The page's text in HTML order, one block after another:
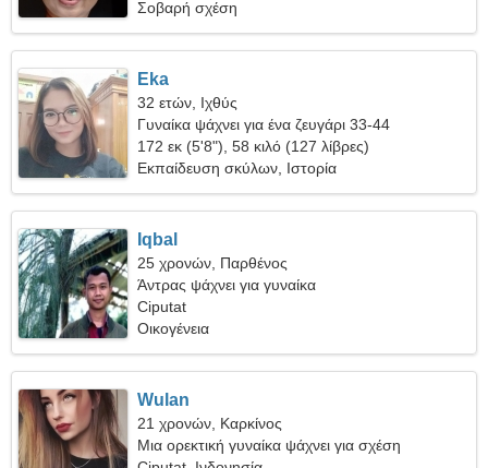
Σοβαρή σχέση
Eka
32 ετών, Ιχθύς
Γυναίκα ψάχνει για ένα ζευγάρι 33-44
172 εκ (5'8"), 58 κιλό (127 λίβρες)
Εκπαίδευση σκύλων, Ιστορία
Iqbal
25 χρονών, Παρθένος
Άντρας ψάχνει για γυναίκα
Ciputat
Οικογένεια
Wulan
21 χρονών, Καρκίνος
Μια ορεκτική γυναίκα ψάχνει για σχέση